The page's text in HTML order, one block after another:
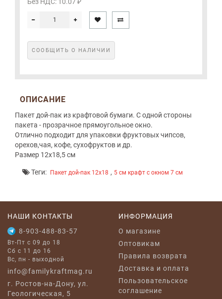
СООБЩИТЬ О НАЛИЧИИ
ОПИСАНИЕ
Пакет дой-пак из крафтовой бумаги. С одной стороны
пакета - прозрачное прямоугольное окно.
Отлично подходит для упаковки фруктовых чипсов,
орехов,чая, кофе, сухофруктов и др.
Размер 12х18,5 см
Теги: Пакет дой-пак 12х18 , 5 см крафт с окном 7 см
НАШИ КОНТАКТЫ
8-903-488-83-57
Вт-Пт с 09 до 18
Сб с 11 до 16
Вс, пн - выходной
info@familykraftmag.ru
г. Ростов-на-Дону, ул.
Геологическая, 5
ИНФОРМАЦИЯ
O магазине
Оптовикам
Правила возврата
Доставка и оплата
Пользовательское
соглашение